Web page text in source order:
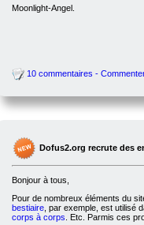
Moonlight-Angel.
10 commentaires -
Dofus2.org recrute des
Bonjour à tous,
Pour de nombreux éléments du
bestiaire, par exemple, est utilisé
corps à corps. Etc. Parmis ces